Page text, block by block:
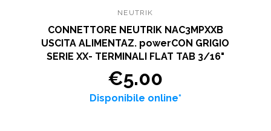
NEUTRIK
CONNETTORE NEUTRIK NAC3MPXXB
USCITA ALIMENTAZ. powerCON GRIGIO
SERIE XX- TERMINALI FLAT TAB 3/16"
€5.00
Disponibile online*